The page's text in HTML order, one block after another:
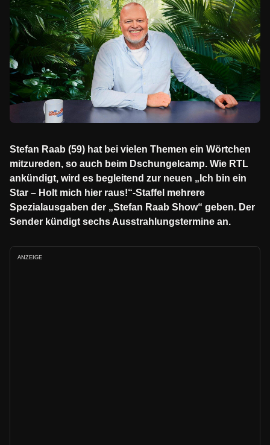
Stefan Raab (59) hat bei vielen Themen ein Wörtchen
mitzureden, so auch beim Dschungelcamp. Wie RTL
ankündigt, wird es begleitend zur neuen „Ich bin ein
Star – Holt mich hier raus!“-Staffel mehrere
Spezialausgaben der „Stefan Raab Show“ geben. Der
Sender kündigt sechs Ausstrahlungstermine an.
ANZEIGE